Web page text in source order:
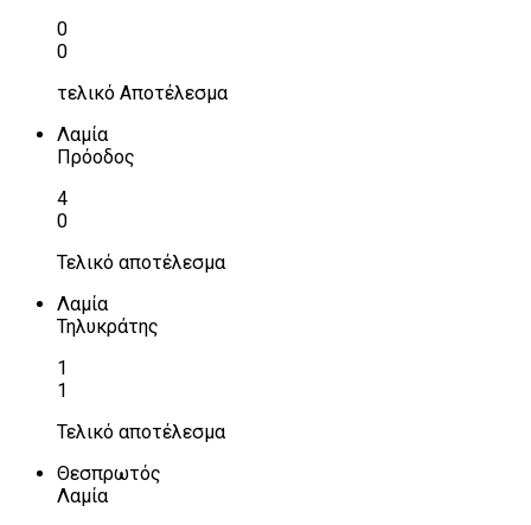
0
0
τελικό Αποτέλεσμα
Λαμία
Πρόοδος
4
0
Τελικό αποτέλεσμα
Λαμία
Τηλυκράτης
1
1
Τελικό αποτέλεσμα
Θεσπρωτός
Λαμία